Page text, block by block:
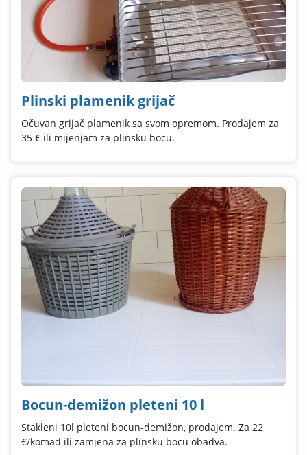
Plinski plamenik grijač
Očuvan grijač plamenik sa svom opremom. Prodajem za
35 € ili mijenjam za plinsku bocu.
Bocun-demižon pleteni 10 l
Stakleni 10l pleteni bocun-demižon, prodajem. Za 22
€/komad ili zamjena za plinsku bocu obadva.